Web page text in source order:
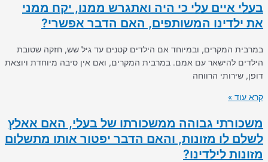
בעלי איים עלי כי היה ואתגרש ממנו, יקח ממני
את ילדינו המשותפים, האם הדבר אפשרי?
במרבית המקרים, ובמיוחד אם הילדים קטנים עד גיל שש, חזקה שטובת
הילדים להישאר עם אמם. במרבית המקרים, ואם אין סיבה מיוחדת ויוצאת
דופן, שירותי הרווחה
קרא עוד »
משכורתי גבוהה ממשכורתו של בעלי, האם אאלץ
לשלם לו מזונות, והאם הדבר יפטור אותו מתשלום
מזונות לילדינו?